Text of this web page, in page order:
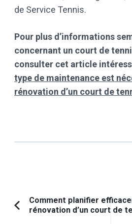
de Service Tennis.
Pour plus d’informations
concernant un court de
consulter cet article
type de maintenance est
rénovation d’un court de
Navigation
d'article
Article
Comment planifier
rénovation d’un court de